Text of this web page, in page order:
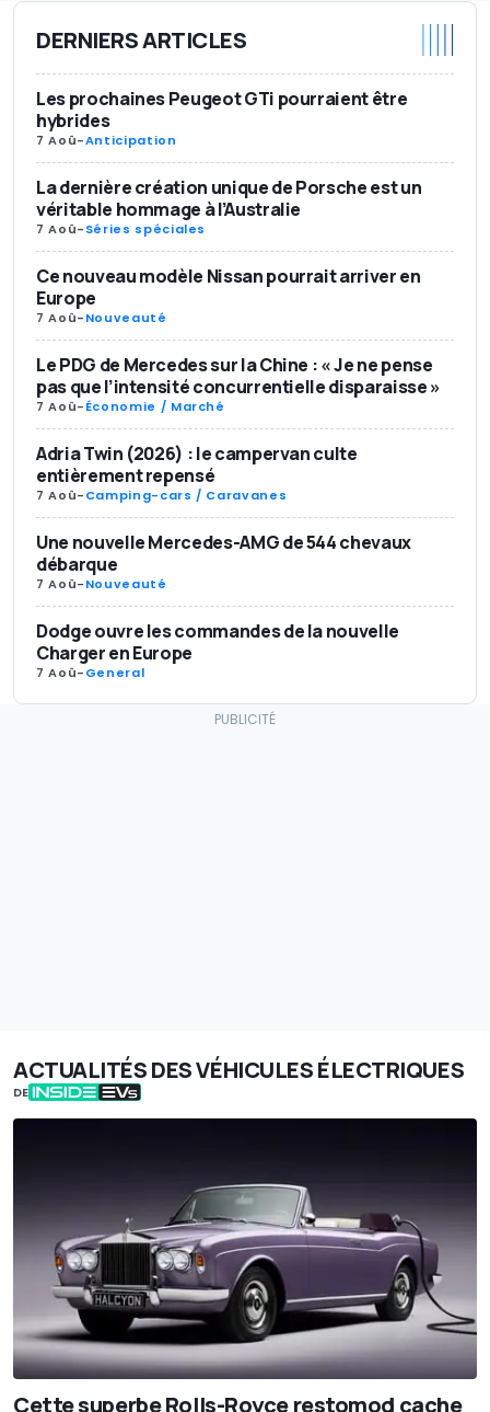
DERNIERS ARTICLES
Les prochaines Peugeot GTi pourraient être
hybrides
7 Aoû-Anticipation
La dernière création unique de Porsche est un
véritable hommage à l’Australie
7 Aoû-Séries spéciales
Ce nouveau modèle Nissan pourrait arriver en
Europe
7 Aoû-Nouveauté
Le PDG de Mercedes sur la Chine : « Je ne pense
pas que l’intensité concurrentielle disparaisse »
7 Aoû-Économie / Marché
Adria Twin (2026) : le campervan culte
entièrement repensé
7 Aoû-Camping-cars / Caravanes
Une nouvelle Mercedes-AMG de 544 chevaux
débarque
7 Aoû-Nouveauté
Dodge ouvre les commandes de la nouvelle
Charger en Europe
7 Aoû-General
ACTUALITÉS DES VÉHICULES ÉLECTRIQUES
DE
Cette superbe Rolls-Royce restomod cache